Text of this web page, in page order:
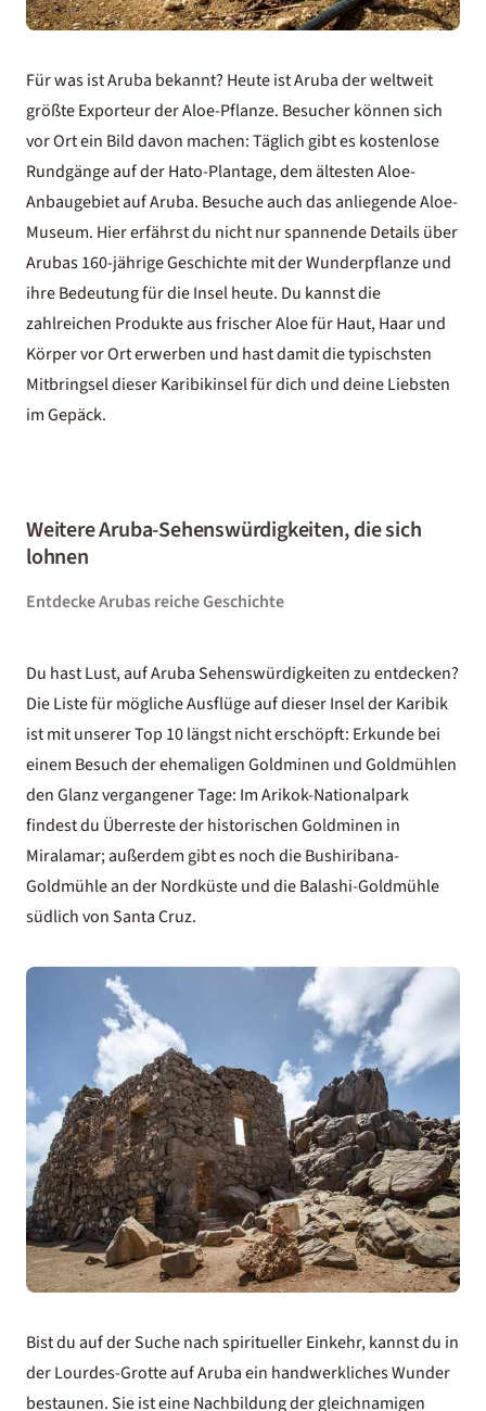
Für was ist Aruba bekannt? Heute ist Aruba der weltweit
größte Exporteur der Aloe-Pflanze. Besucher können sich
vor Ort ein Bild davon machen: Täglich gibt es kostenlose
Rundgänge auf der Hato-Plantage, dem ältesten Aloe-
Anbaugebiet auf Aruba. Besuche auch das anliegende Aloe-
Museum. Hier erfährst du nicht nur spannende Details über
Arubas 160-jährige Geschichte mit der Wunderpflanze und
ihre Bedeutung für die Insel heute. Du kannst die
zahlreichen Produkte aus frischer Aloe für Haut, Haar und
Körper vor Ort erwerben und hast damit die typischsten
Mitbringsel dieser Karibikinsel für dich und deine Liebsten
im Gepäck.
Weitere Aruba-Sehenswürdigkeiten, die sich
lohnen
Entdecke Arubas reiche Geschichte
Du hast Lust, auf Aruba Sehenswürdigkeiten zu entdecken?
Die Liste für mögliche Ausflüge auf dieser Insel der Karibik
ist mit unserer Top 10 längst nicht erschöpft: Erkunde bei
einem Besuch der ehemaligen Goldminen und Goldmühlen
den Glanz vergangener Tage: Im Arikok-Nationalpark
findest du Überreste der historischen Goldminen in
Miralamar; außerdem gibt es noch die Bushiribana-
Goldmühle an der Nordküste und die Balashi-Goldmühle
südlich von Santa Cruz.
Bist du auf der Suche nach spiritueller Einkehr, kannst du in
der Lourdes-Grotte auf Aruba ein handwerkliches Wunder
bestaunen. Sie ist eine Nachbildung der gleichnamigen